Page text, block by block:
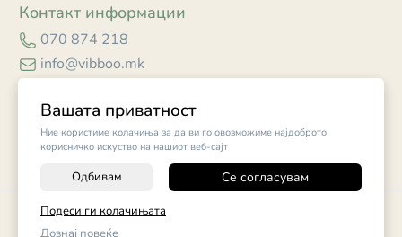
Вашата приватност
Ние користиме колачиња за да ви го овозможиме најдоброто
корисничко искуство на нашиот веб-сајт
Одбивам Се согласувам
Подеси ги колачињата
Дознај повеќе
Контакт информации
070 874 218
info@vibboo.mk
©2026
Поставки за колачиња